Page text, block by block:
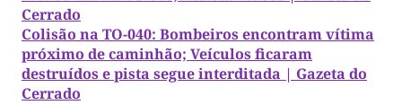
Cerrado
Colisão na TO-040: Bombeiros encontram vítima
próximo de caminhão; Veículos ficaram
destruídos e pista segue interditada | Gazeta do
Cerrado